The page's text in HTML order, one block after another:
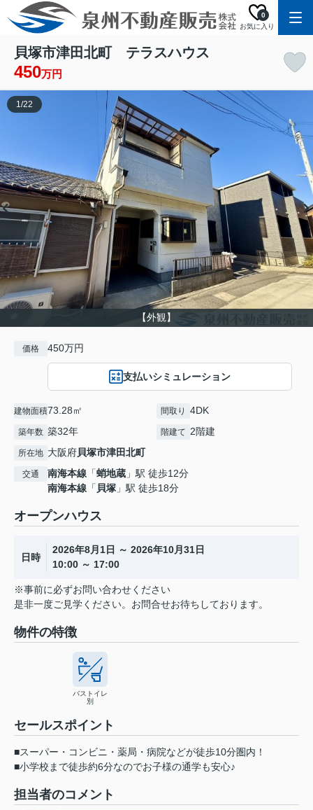
お気に入り
0
貝塚市津田北町 テラスハウス
450万円
【外観】
1/22
価格 450万円
支払いシミュレーション
建物面積73.28㎡ 間取り 4DK
築年数 築32年 階建て 2階建
所在地 大阪府貝塚市津田北町
交通 南海本線 「蛸地蔵 」駅 徒歩12分
南海本線 「 貝塚 」駅 徒歩18分
オープンハウス
日時
2026年8月1日 ～ 2026年10月31日
10:00 ～ 17:00
※事前に必ずお問い合わせください
是非一度ご見学ください。お問合せお待ちしております。
物件の特徴
バストイレ
別
セールスポイント
■スーパー・コンビニ・薬局・病院などが徒歩10分圏内！
■小学校まで徒歩約6分なのでお子様の通学も安心♪
担当者のコメント